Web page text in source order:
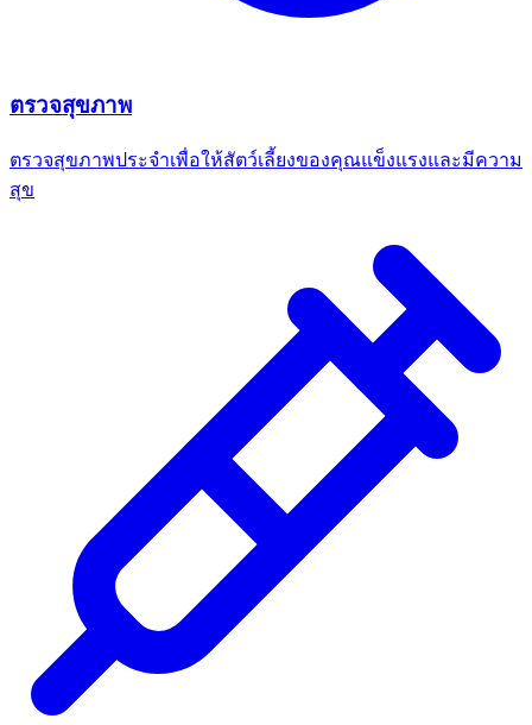
ตรวจสุขภาพ
ตรวจสุขภาพประจำเพื่อให้สัตว์เลี้ยงของคุณแข็งแรงและมีความ
สุข